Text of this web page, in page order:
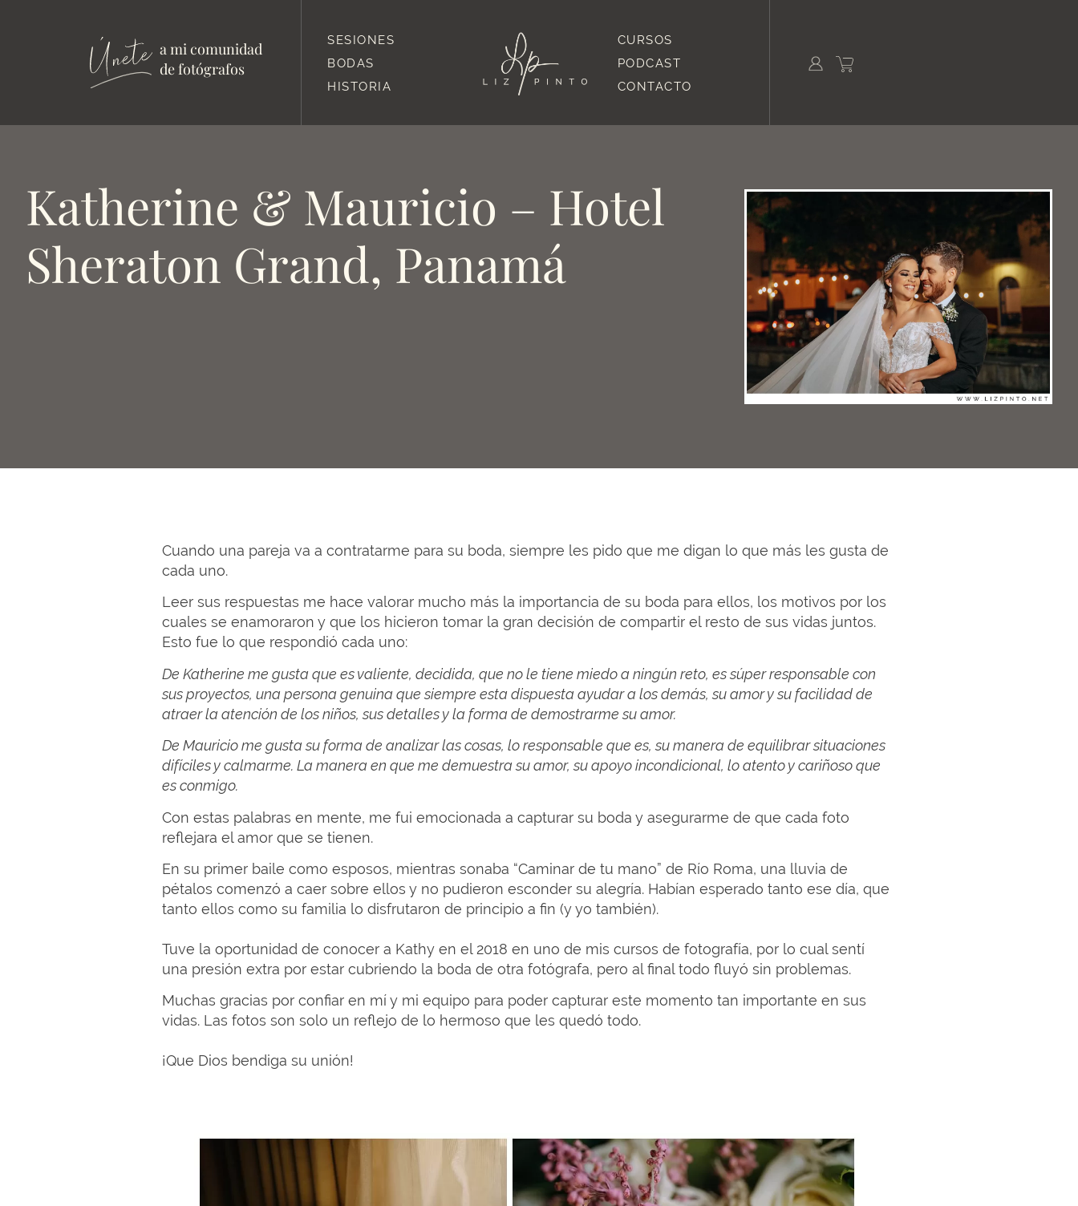
a mi comunidad
de fotógrafos
SESIONES
BODAS
HISTORIA
CURSOS
PODCAST
CONTACTO
Katherine & Mauricio – Hotel
Sheraton Grand, Panamá
Cuando una pareja va a contratarme para su boda, siempre les pido que me digan lo que más les gusta de
cada uno.
Leer sus respuestas me hace valorar mucho más la importancia de su boda para ellos, los motivos por los
cuales se enamoraron y que los hicieron tomar la gran decisión de compartir el resto de sus vidas juntos.
Esto fue lo que respondió cada uno:
De Katherine me gusta que es valiente, decidida, que no le tiene miedo a ningún reto, es súper responsable con
sus proyectos, una persona genuina que siempre esta dispuesta ayudar a los demás, su amor y su facilidad de
atraer la atención de los niños, sus detalles y la forma de demostrarme su amor.
De Mauricio me gusta su forma de analizar las cosas, lo responsable que es, su manera de equilibrar situaciones
difíciles y calmarme. La manera en que me demuestra su amor, su apoyo incondicional, lo atento y cariñoso que
es conmigo.
Con estas palabras en mente, me fui emocionada a capturar su boda y asegurarme de que cada foto
reflejara el amor que se tienen.
En su primer baile como esposos, mientras sonaba “Caminar de tu mano” de Río Roma, una lluvia de
pétalos comenzó a caer sobre ellos y no pudieron esconder su alegría. Habían esperado tanto ese día, que
tanto ellos como su familia lo disfrutaron de principio a fin (y yo también). ⁣
Tuve la oportunidad de conocer a Kathy en el 2018 en uno de mis cursos de fotografía, por lo cual sentí
una presión extra por estar cubriendo la boda de otra fotógrafa, pero al final todo fluyó sin problemas.
Muchas gracias por confiar en mí y mi equipo para poder capturar este momento tan importante en sus
vidas. Las fotos son solo un reflejo de lo hermoso que les quedó todo.
¡Que Dios bendiga su unión!